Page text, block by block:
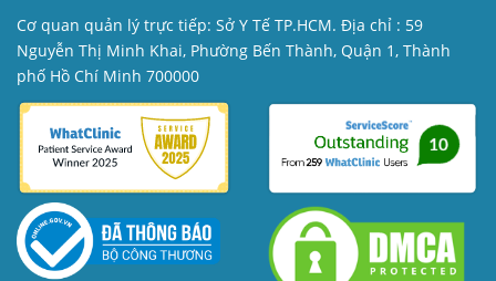
Cơ quan quản lý trực tiếp: Sở Y Tế TP.HCM. Địa chỉ : 59
Nguyễn Thị Minh Khai, Phường Bến Thành, Quận 1, Thành
phố Hồ Chí Minh 700000